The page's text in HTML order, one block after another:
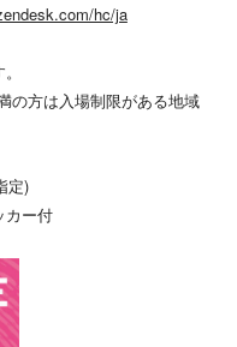
hc/ja
の方は入場制限がある地域
定)
カー付